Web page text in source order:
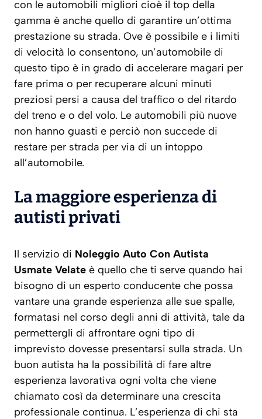
con le automobili migliori cioè il top della
gamma è anche quello di garantire un’ottima
prestazione su strada. Ove è possibile e i limiti
di velocità lo consentono, un’automobile di
questo tipo è in grado di accelerare magari per
fare prima o per recuperare alcuni minuti
preziosi persi a causa del traffico o del ritardo
del treno e o del volo. Le automobili più nuove
non hanno guasti e perciò non succede di
restare per strada per via di un intoppo
all’automobile.
La maggiore esperienza di
autisti privati
Il servizio di Noleggio Auto Con Autista
Usmate Velate è quello che ti serve quando hai
bisogno di un esperto conducente che possa
vantare una grande esperienza alle sue spalle,
formatasi nel corso degli anni di attività, tale da
permettergli di affrontare ogni tipo di
imprevisto dovesse presentarsi sulla strada. Un
buon autista ha la possibilità di fare altre
esperienza lavorativa ogni volta che viene
chiamato così da determinare una crescita
professionale continua. L’esperienza di chi sta